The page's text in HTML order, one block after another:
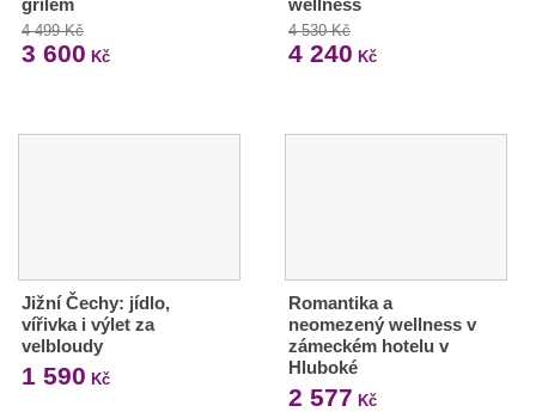
4 499 Kč
3 600 Kč
4 530 Kč
4 240 Kč
Jižní Čechy: jídlo,
vířivka i výlet za
velbloudy
1 590 Kč
Romantika a
neomezený wellness v
zámeckém hotelu v
Hluboké
2 577 Kč